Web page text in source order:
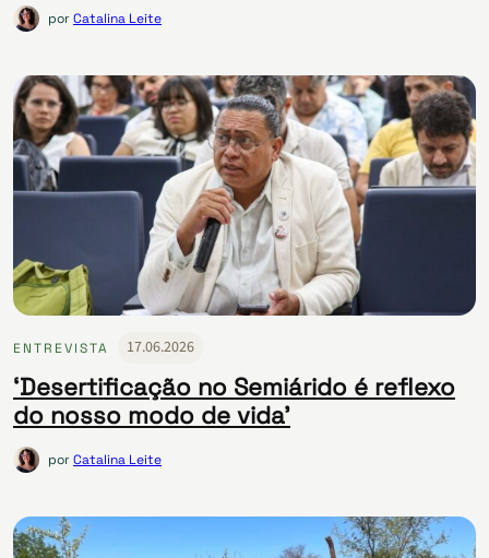
porCatalina Leite
ENTREVISTA 17.06.2026
‘Desertificação no Semiárido é reflexo
do nosso modo de vida’
porCatalina Leite